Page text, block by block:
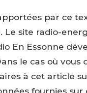
par ce
Le site radio-
En Essonne
le cas où
à cet article
fournies